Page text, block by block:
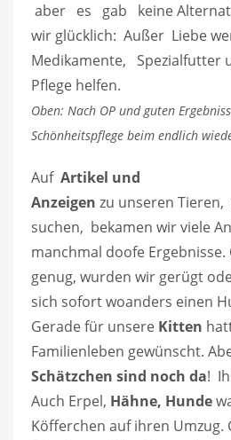
aber es gab keine
wir glücklich: Außer Liebe
Medikamente, Spezialfutter
Pflege helfen.
Oben: Nach OP und guten
Schönheitspflege beim endlich
Auf Artikel und
Anzeigen zu unseren
suchen, bekamen wir viele
manchmal doofe Ergebnisse.
genug, wurden wir gerügt
sich sofort woanders einen
Gerade für unsere Kitten
Familienleben gewünscht.
Schätzchen sind noch da!
Auch Erpel, Hähne, Hunde
Köfferchen auf ihren Umzug.